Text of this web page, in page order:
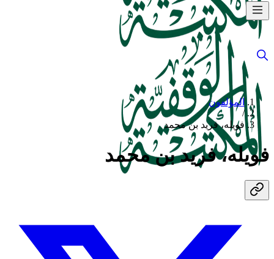
المؤلفون
/
فويله، فريد بن محمد
فويله، فريد بن محمد